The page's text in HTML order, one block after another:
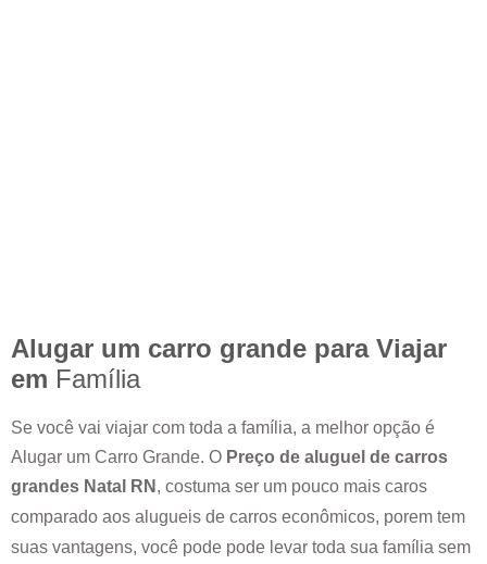
Alugar um carro grande para Viajar
em Família
Se você vai viajar com toda a família, a melhor opção é
Alugar um Carro Grande. O Preço de aluguel de carros
grandes Natal RN , costuma ser um pouco mais caros
comparado aos alugueis de carros econômicos, porem tem
suas vantagens, você pode pode levar toda sua família sem